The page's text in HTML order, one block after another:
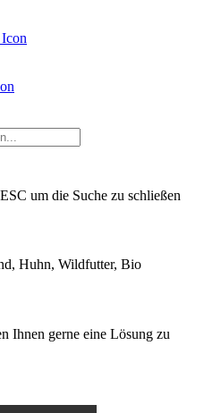
um die Suche zu schließen
Huhn, Wildfutter, Bio
Ihnen gerne eine Lösung zu